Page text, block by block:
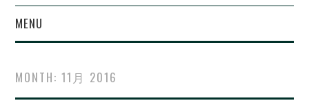
MENU
MONTH:11月 2016